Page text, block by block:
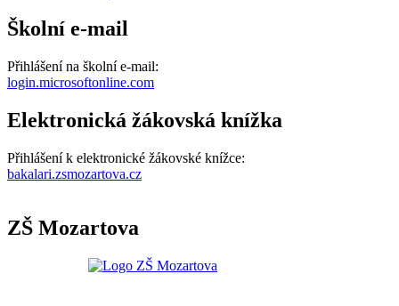
Školní e-mail
Přihlášení na školní e-mail:
login.microsoftonline.com
Elektronická žákovská knížka
Přihlášení k elektronické žákovské knížce:
bakalari.zsmozartova.cz
ZŠ Mozartova